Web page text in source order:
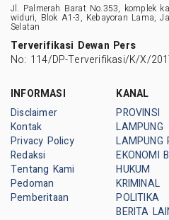
Jl. Palmerah Barat No.353, komplek
widuri, Blok A1-3, Kebayoran Lama,
Selatan
Terverifikasi Dewan Pers
No: 114/DP-Terverifikasi/K/X/
INFORMASI
Disclaimer
Kontak
Privacy Policy
Redaksi
Tentang Kami
Pedoman
Pemberitaan
KANAL
PROVINSI
LAMPUNG
LAMPUNG
EKONOMI
HUKUM
KRIMINAL
POLITIKA
BERITA